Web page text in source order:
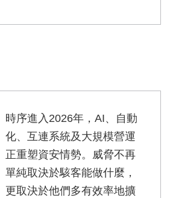
時序進入2026年，AI、自動
化、互連系統及大規模營運
正重塑資安情勢。威脅不再
單純取決於駭客能做什麼，
更取決於他們多有效率地擴